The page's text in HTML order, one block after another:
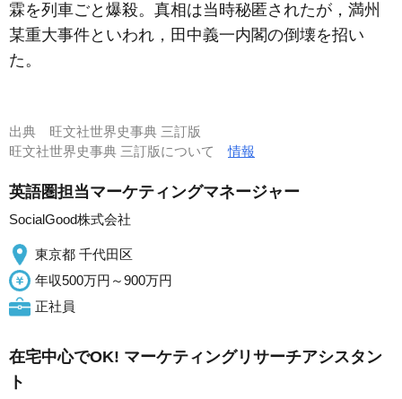
霖を列車ごと爆殺。真相は当時秘匿されたが，満州
某重大事件といわれ，田中義一内閣の倒壊を招い
た。
出典 旺文社世界史事典 三訂版
旺文社世界史事典 三訂版について情報
英語圏担当マーケティングマネージャー
SocialGood株式会社
東京都 千代田区
年収500万円～900万円
正社員
在宅中心でOK! マーケティングリサーチアシスタン
ト